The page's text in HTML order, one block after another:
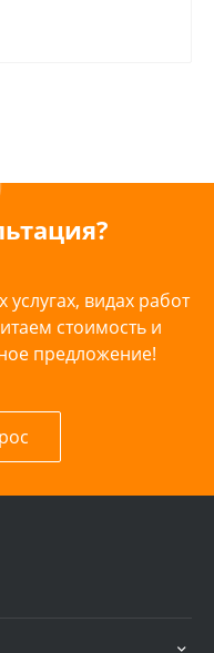
видах работ
стоимость и
предложение!